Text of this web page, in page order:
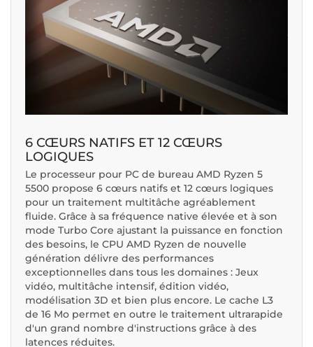
6 CŒURS NATIFS ET 12 CŒURS
LOGIQUES
Le processeur pour PC de bureau AMD Ryzen 5
5500 propose 6 cœurs natifs et 12 cœurs logiques
pour un traitement multitâche agréablement
fluide. Grâce à sa fréquence native élevée et à son
mode Turbo Core ajustant la puissance en fonction
des besoins, le CPU AMD Ryzen de nouvelle
génération délivre des performances
exceptionnelles dans tous les domaines : Jeux
vidéo, multitâche intensif, édition vidéo,
modélisation 3D et bien plus encore. Le cache L3
de 16 Mo permet en outre le traitement ultrarapide
d'un grand nombre d'instructions grâce à des
latences réduites.